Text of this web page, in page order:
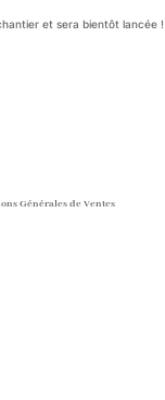
et sera bientôt lancée !
Générales de Ventes